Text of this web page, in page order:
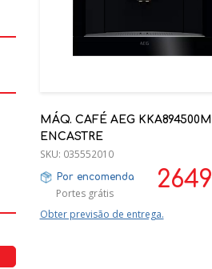
MÁQ. CAFÉ AEG KKA894500M
ENCASTRE
2649
SKU: 035552010
Por encomenda
Portes grátis
Obter previsão de entrega.